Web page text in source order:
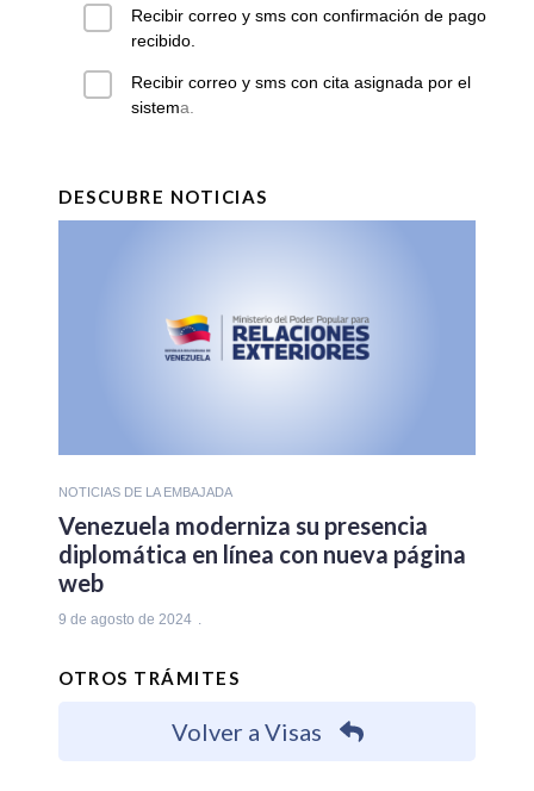
Recibir correo y sms con confirmación de pago
recibido.
Recibir correo y sms con cita asignada por el
sistema.
DESCUBRE NOTICIAS
NOTICIAS DE LA EMBAJADA
Venezuela moderniza su presencia
diplomática en línea con nueva página
web
9 de agosto de 2024
OTROS TRÁMITES
Volver a Visas